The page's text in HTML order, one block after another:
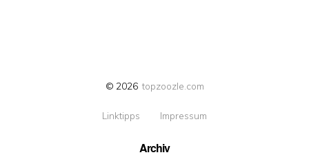
© 2026topzoozle.com
Linktipps Impressum
Archiv